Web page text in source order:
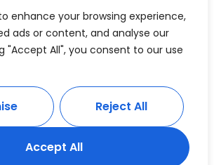
enhance your browsing experience,
ads or content, and analyse our
"Accept All", you consent to our use
Reject All
Accept All
de como o suporte
ajudar a aliviar algumas das cargas
cuidadores, proporcionando-lhes
para cuidar de si e dos outros.
mais detalhada sobre como
relação de confiança e segurança
e idosos, explore as